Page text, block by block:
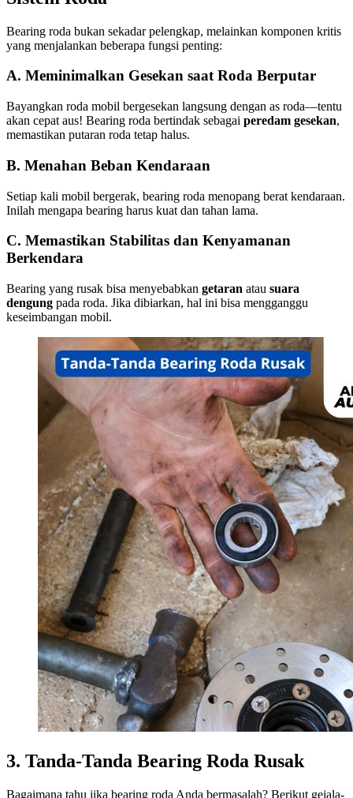
Bearing roda bukan sekadar pelengkap, melainkan komponen kritis
yang menjalankan beberapa fungsi penting:
A. Meminimalkan Gesekan saat Roda Berputar
Bayangkan roda mobil bergesekan langsung dengan as roda—tentu
akan cepat aus! Bearing roda bertindak sebagai peredam gesekan,
memastikan putaran roda tetap halus.
B. Menahan Beban Kendaraan
Setiap kali mobil bergerak, bearing roda menopang berat kendaraan.
Inilah mengapa bearing harus kuat dan tahan lama.
C. Memastikan Stabilitas dan Kenyamanan
Berkendara
Bearing yang rusak bisa menyebabkan getaran atau suara
dengung pada roda. Jika dibiarkan, hal ini bisa mengganggu
keseimbangan mobil.
3. Tanda-Tanda Bearing Roda Rusak
Bagaimana tahu jika bearing roda Anda bermasalah? Berikut gejala-